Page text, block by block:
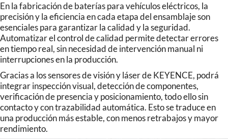
En la fabricación de baterías para vehículos eléctricos, la
precisión y la eficiencia en cada etapa del ensamblaje son
esenciales para garantizar la calidad y la seguridad.
Automatizar el control de calidad permite detectar errores
en tiempo real, sin necesidad de intervención manual ni
interrupciones en la producción.
Gracias a los sensores de visión y láser de KEYENCE, podrá
integrar inspección visual, detección de componentes,
verificación de presencia y posicionamiento, todo ello sin
contacto y con trazabilidad automática. Esto se traduce en
una producción más estable, con menos retrabajos y mayor
rendimiento.